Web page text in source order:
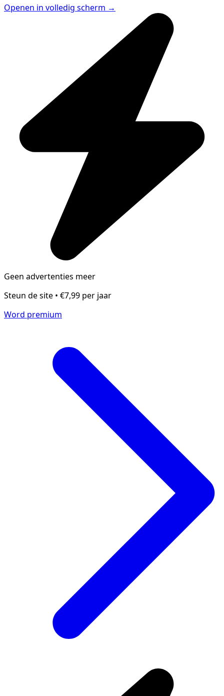
Openen in volledig scherm →
Geen advertenties meer
Steun de site • €7,99 per jaar
Word premium